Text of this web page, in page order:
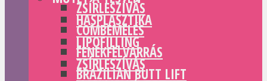
ZSÍRLESZÍVÁS
COMBEMELÉS
FENÉKFELVARRÁS
BRAZILIAN BUTT LIFT
HASPLASZTIKA
LIPOFILLING
ZSÍRLESZÍVÁS